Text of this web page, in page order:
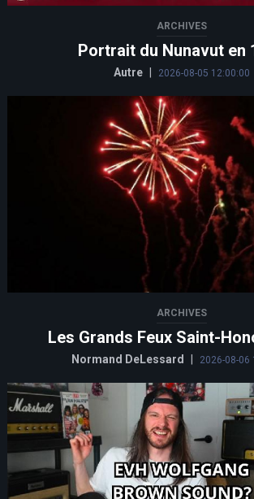
ARCHIVES
Portrait du Nunavut en
Autre 2026-08-05 12:00:00
ARCHIVES
Les Grands Feux Saint-
Normand DeLessard 2026-08-06